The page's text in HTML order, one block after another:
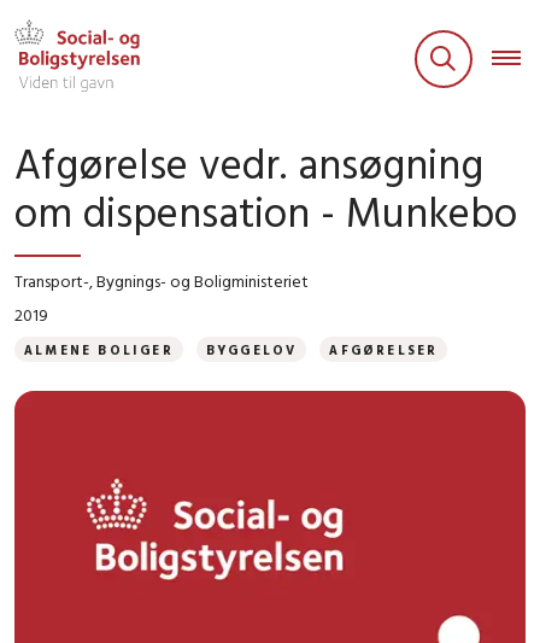
Afgørelse vedr. ansøgning
om dispensation - Munkebo
Transport-, Bygnings- og Boligministeriet
2019
ALMENE BOLIGER BYGGELOV AFGØRELSER